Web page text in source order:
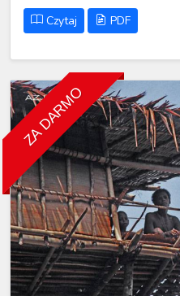
Czytaj PDF
ZA DARMO